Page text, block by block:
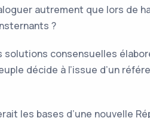
autrement que lors de
?
solutions consensuelles
décide à l’issue d’un
les bases d’une nouvelle